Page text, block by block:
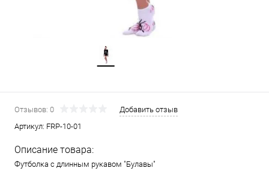
Отзывов: 0
Добавить отзыв
Артикул: FRP-10-01
Описание товара:
Футболка с длинным рукавом "Булавы"